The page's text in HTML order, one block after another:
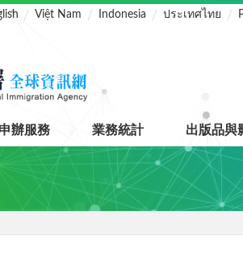
Việt Nam Indonesia ประเทศไทย
申辦服務 業務統計 出版品與